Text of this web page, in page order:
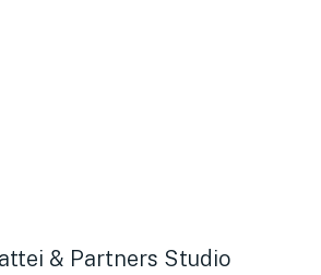
& Partners Studio